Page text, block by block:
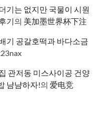
기는 없지만 국물이 시원
기의 美加墨世界杯下注
기 공갈호떡과 바다소금
관저동 미스사이공 건양
냠냠하자!의 爱电竞